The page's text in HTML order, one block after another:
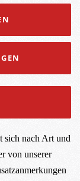
sich nach Art und
von unserer